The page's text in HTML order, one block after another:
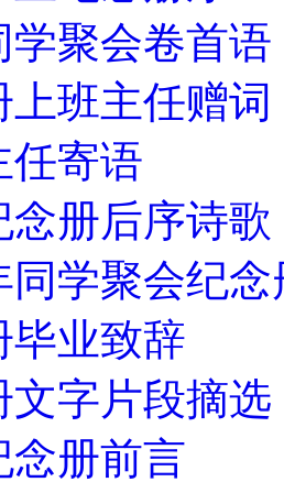
学聚会卷首语
班主任赠词
任寄语
念册后序诗歌
同学聚会纪念
毕业致辞
文字片段摘选
念册前言